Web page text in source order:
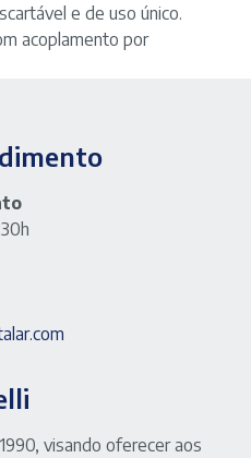
e de uso único.
acoplamento por
visando oferecer aos